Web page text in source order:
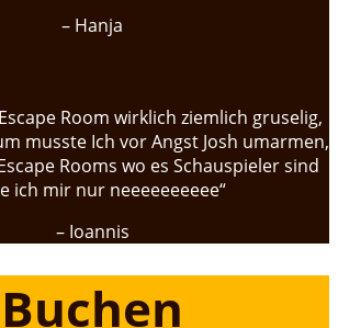
– Hanja
Room wirklich ziemlich gruselig,
musste Ich vor Angst Josh umarmen,
Rooms wo es Schauspieler sind
ich mir nur neeeeeeeeee“
– Ioannis
Buchen